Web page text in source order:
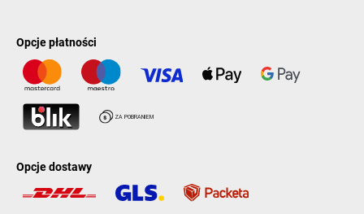
Opcje płatności
Opcje dostawy